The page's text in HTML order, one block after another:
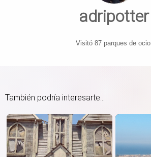
adripotter
Visitó 87 parques de ocio.
También podría interesarte...